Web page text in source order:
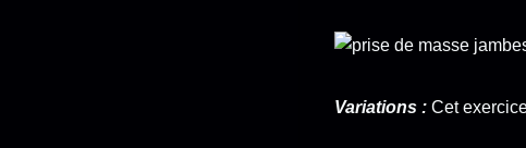
Variations : Cet